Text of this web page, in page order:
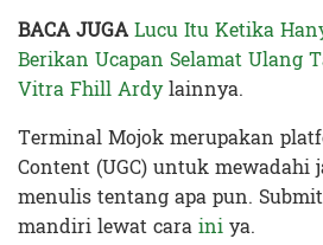
BACA JUGALucu Itu Ketika
Berikan Ucapan Selamat Ulang
Vitra Fhill Ardylainnya.
Terminal Mojok merupakan
Content (UGC) untuk mewadahi
menulis tentang apa pun.
mandiri lewat carainiya.